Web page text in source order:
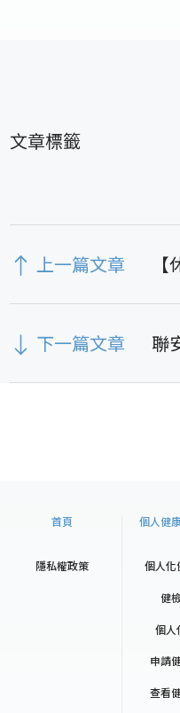
上一篇文章
下一篇文章 聯
首頁
隱私權政策
個人健
個人化
健
個人
申請
查看